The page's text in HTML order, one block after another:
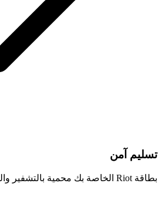
تسليم آمن
بطاقة Riot الخاصة بك محمية بالتشفير والضمان